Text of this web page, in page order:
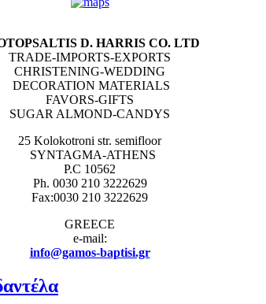
D. HARRIS CO. LTD
TRADE-IMPORTS-EXPORTS
CHRISTENING-WEDDING
DECORATION MATERIALS
FAVORS-GIFTS
SUGAR ALMOND-CANDYS
25 Kolokotroni str. semifloor
SYNTAGMA-ATHENS
P.C 10562
Ph. 0030 210 3222629
Fax:0030 210 3222629
GREECE
e-mail:
info@gamos-baptisi.gr